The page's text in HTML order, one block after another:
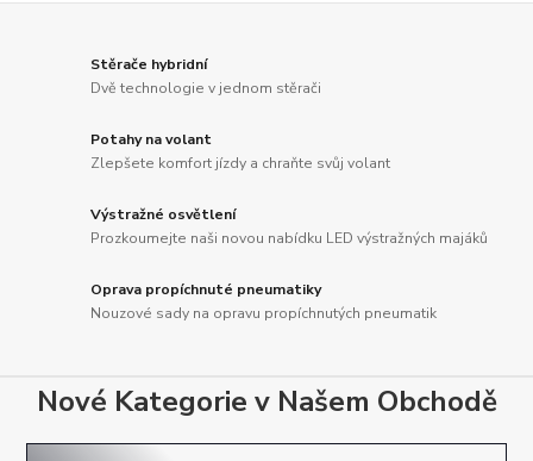
Stěrače hybridní
Dvě technologie v jednom stěrači
Potahy na volant
Zlepšete komfort jízdy a chraňte svůj volant
Výstražné osvětlení
Prozkoumejte naši novou nabídku LED výstražných majáků
Oprava propíchnuté pneumatiky
Nouzové sady na opravu propíchnutých pneumatik
Nové Kategorie v Našem Obchodě